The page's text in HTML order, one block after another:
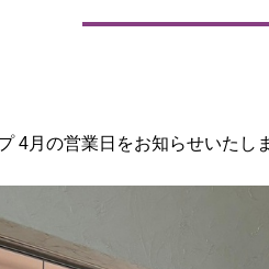
4月の営業日をお知らせいたしま